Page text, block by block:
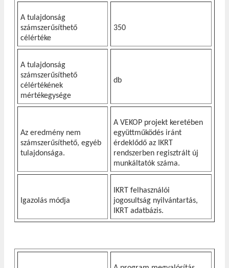
A tulajdonság
számszerűsíthető
célértéke
350
A tulajdonság
számszerűsíthető
célértékének
mértékegysége
db
Az eredmény nem
számszerűsíthető, egyéb
tulajdonsága.
A VEKOP projekt keretében
együttműködés iránt
érdeklődő az IKRT
rendszerben regisztrált új
munkáltatók száma.
Igazolás módja
IKRT felhasználói
jogosultság nyilvántartás,
IKRT adatbázis.